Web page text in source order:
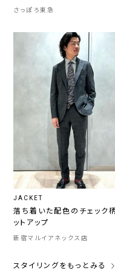
さっぽろ東急
JACKET
落ち着いた配色のチェック
ットアップ
新宿マルイアネックス店
スタイリングをもっとみる